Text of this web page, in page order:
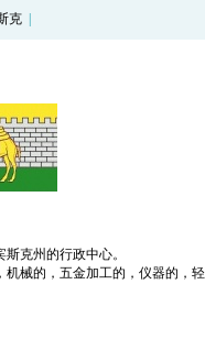
克
克州的行政中心。
械的，五金加工的，仪器的，